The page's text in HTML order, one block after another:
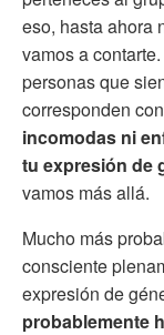
eso, hasta ahora
vamos a
personas que
corresponden
incomodas ni
tu expresión de
vamos más allá.
Mucho más
consciente
expresión de
probablemente